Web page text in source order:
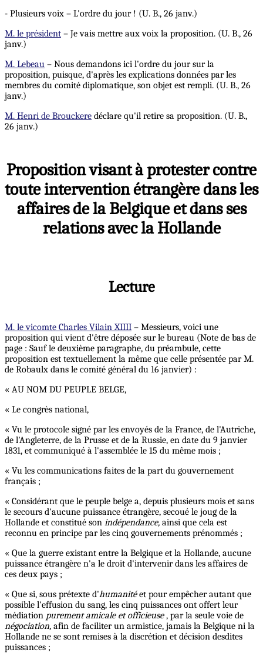
- Plusieurs voix – L'ordre du jour ! (U. B., 26 janv.)
M. le président – Je vais mettre aux voix la proposition. (U. B., 26
janv.)
M. Lebeau – Nous demandons ici l'ordre du jour sur la
proposition, puisque, d'après les explications données par les
membres du comité diplomatique, son objet est rempli. (U. B., 26
janv.)
M. Henri de Brouckere déclare qu'il retire sa proposition. (U. B.,
26 janv.)
Proposition visant à protester contre
toute intervention étrangère dans les
affaires de la Belgique et dans ses
relations avec la Hollande
Lecture
M. le vicomte Charles Vilain XIIII – Messieurs, voici une
proposition qui vient d'être déposée sur le bureau (Note de bas de
page : Sauf le deuxième paragraphe, du préambule, cette
proposition est textuellement la même que celle présentée par M.
de Robaulx dans le comité général du 16 janvier) :
« AU NOM DU PEUPLE BELGE,
« Le congrès national,
« Vu le protocole signé par les envoyés de la France, de l'Autriche,
de l'Angleterre, de la Prusse et de la Russie, en date du 9 janvier
1831, et communiqué à l'assemblée le 15 du même mois ;
« Vu les communications faites de la part du gouvernement
français ;
« Considérant que le peuple belge a, depuis plusieurs mois et sans
le secours d'aucune puissance étrangère, secoué le joug de la
Hollande et constitué son indépendance, ainsi que cela est
reconnu en principe par les cinq gouvernements prénommés ;
« Que la guerre existant entre la Belgique et la Hollande, aucune
puissance étrangère n'a le droit d'intervenir dans les affaires de
ces deux pays ;
« Que si, sous prétexte d'humanitéet pour empêcher autant que
possible l'effusion du sang, les cinq puissances ont offert leur
médiation purement amicale et officieuse, par la seule voie de
négociation, afin de faciliter un armistice, jamais la Belgique ni la
Hollande ne se sont remises à la discrétion et décision desdites
puissances ;